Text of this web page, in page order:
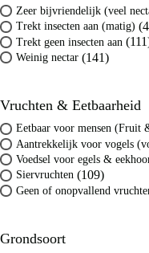
Zeer bijvriendelijk (veel
Trekt insecten aan (matig)
Trekt geen insecten aan
Weinig nectar (141)
Vruchten & Eetbaarheid
Eetbaar voor mensen (Fruit
Aantrekkelijk voor vogels
Voedsel voor egels &
Siervruchten (109)
Geen of onopvallend
Grondsoort